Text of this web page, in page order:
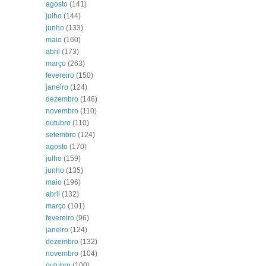
agosto (141)
julho (144)
junho (133)
maio (160)
abril (173)
março (263)
fevereiro (150)
janeiro (124)
dezembro (146)
novembro (110)
outubro (110)
setembro (124)
agosto (170)
julho (159)
junho (135)
maio (196)
abril (132)
março (101)
fevereiro (96)
janeiro (124)
dezembro (132)
novembro (104)